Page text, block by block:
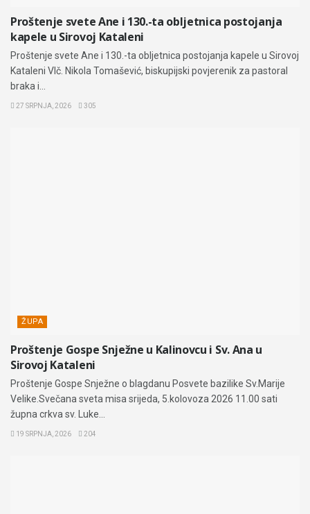
Proštenje svete Ane i 130.-ta obljetnica postojanja
kapele u Sirovoj Kataleni
Proštenje svete Ane i 130.-ta obljetnica postojanja kapele u Sirovoj
Kataleni Vlč. Nikola Tomašević, biskupijski povjerenik za pastoral
braka i...
27 SRPNJA, 2026 305
ŽUPA
Proštenje Gospe Snježne u Kalinovcu i Sv. Ana u
Sirovoj Kataleni
Proštenje Gospe Snježne o blagdanu Posvete bazilike Sv.Marije
Velike.Svečana sveta misa srijeda, 5.kolovoza 2026 11.00 sati
župna crkva sv. Luke...
19 SRPNJA, 2026 204